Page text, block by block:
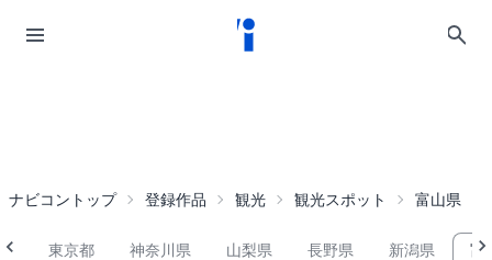
ナビコントップ 登録作品 観光 観光スポット 富山県
東京都 神奈川県 山梨県 長野県 新潟県 富